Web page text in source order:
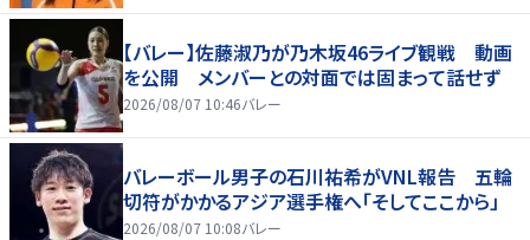
【バレー】佐藤淑乃が乃木坂46ライブ観戦 動画
を公開 メンバーとの対面では固まって話せず
2026/08/07 10:46バレー
バレーボール男子の石川祐希がVNL報告 五輪
切符がかかるアジア選手権へ「そしてここから」
2026/08/07 10:08バレー